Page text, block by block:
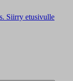
Siirry etusivulle